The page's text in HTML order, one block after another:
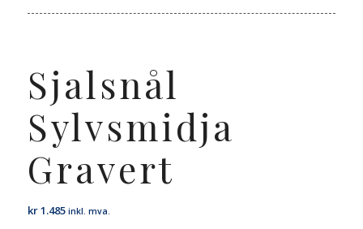
Sjalsnål
Sylvsmidja
Gravert
kr1.485 inkl. mva.